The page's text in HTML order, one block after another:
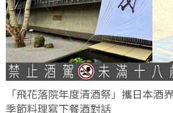
「飛花落院年度清酒祭」攜日本酒
季節料理寫下餐酒對話